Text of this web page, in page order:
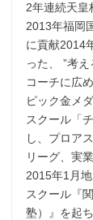
2年連続天皇
2013年福岡
に貢献2014
った、 ”考
コーチに広
ピック金メ
スクール「
し、プロア
リーグ、実
2015年1月
スクール『
塾）』を起